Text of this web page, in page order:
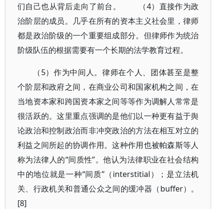
们自己也从背后走向了前台。 （4）直接作为政
治阶层的成员。几乎在所有的资本主义社会里，律师
都是政治阶级的一个重要组成部分。但律师作为统治
阶级队伍的根据需要有一个长期的法学教育过程。
（5）作为中间人。律师在个人、团体甚至是整
个阶层和政府之间，在商业公司和国家机构之间，在
当地资本家和跨国资本家之间等等作为调解人常常是
很活跃的。这里重点强调的是他们以一种更有益于舆
论政治和控制政治而非冲突政治的方法在相互对立的
利益之间所起的协调作用。这种作用也被帕森斯等人
称为法律人的“间质性”。他认为法律职业在社会结构
中的地位就是一种“间质”（interstitial）；是立法机
关、行政机关和普通公众之间的缓冲器（buffer）。
[8]